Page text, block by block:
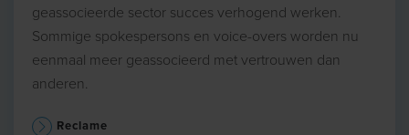
geassocieerde sector succes verhogend werken.
Sommige spokespersons en voice-overs worden nu
eenmaal meer geassocieerd met vertrouwen dan
anderen.
Reclame